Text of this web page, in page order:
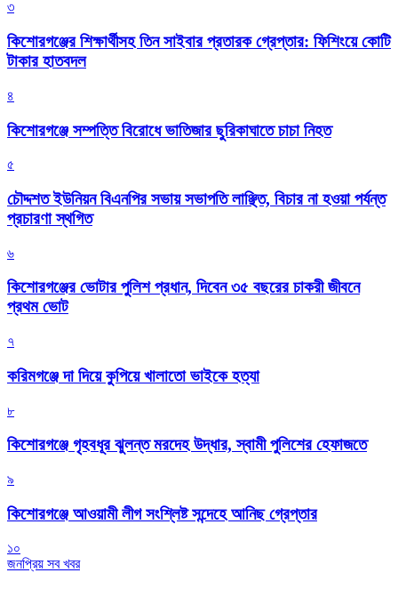
৩
কিশোরগঞ্জের শিক্ষার্থীসহ তিন সাইবার প্রতারক গ্রেপ্তার: ফিশিংয়ে কোটি
টাকার হাতবদল
৪
কিশোরগঞ্জে সম্পত্তি বিরোধে ভাতিজার ছুরিকাঘাতে চাচা নিহত
৫
চৌদ্দশত ইউনিয়ন বিএনপির সভায় সভাপতি লাঞ্ছিত, বিচার না হওয়া পর্যন্ত
প্রচারণা স্থগিত
৬
কিশোরগঞ্জের ভোটার পুলিশ প্রধান, দিবেন ৩৫ বছরের চাকরী জীবনে
প্রথম ভোট
৭
করিমগঞ্জে দা দিয়ে কুপিয়ে খালাতো ভাইকে হত্যা
৮
কিশোরগঞ্জে গৃহবধূর ঝুলন্ত মরদেহ উদ্ধার, স্বামী পুলিশের হেফাজতে
৯
কিশোরগঞ্জে আওয়ামী লীগ সংশ্লিষ্ট সন্দেহে আনিছ গ্রেপ্তার
১০
জনপ্রিয় সব খবর